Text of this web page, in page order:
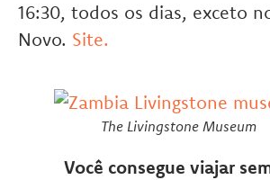
16:30, todos os dias, exceto
Novo. Site.
The Livingstone Museum
Você consegue viajar